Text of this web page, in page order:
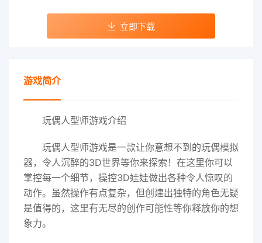
立即下载
游戏简介
玩偶人型师游戏介绍
玩偶人型师游戏是一款让你意想不到的玩偶模拟
器，令人沉醉的3D世界等你来探索！在这里你可以
掌控每一个细节，操控3D娃娃做出各种令人惊叹的
动作。虽然操作有点复杂，但创建出独特的角色无疑
是值得的，这里有无尽的创作可能性等你释放你的想
象力。